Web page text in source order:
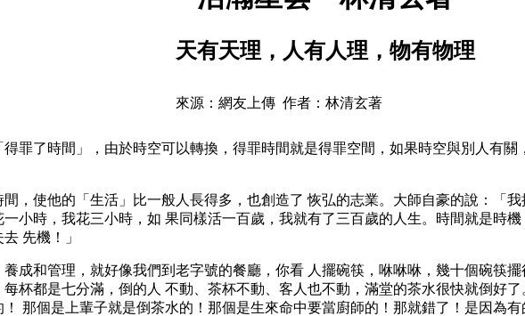
天有天理，人有人理，物有物理
來源：網友上傳 作者：林清玄著
罪了時間」，由於時空可以轉換，得罪時間就是得罪空間，如果時空與別人有
，使他的「生活」比一般人長得多，也創造了 恢弘的志業。大師自豪的說：「
小時，我花三小時，如 果同樣活一百歲，我就有了三百歲的人生。時間就是時
先機！」
養成和管理，就好像我們到老字號的餐廳，你看 人擺碗筷，咻咻咻，幾十個碗筷
杯都是七分滿，倒的人 不動、茶杯不動、客人也不動，滿堂的茶水很快就倒好
那個是上輩子就是倒茶水的！那個是生來命中要當廚師的！那就錯了！是因為